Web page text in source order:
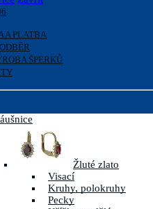
A PLATBA
ŠPERKŮ
Žluté zlato
Visací
Kruhy, polokruhy
Pecky